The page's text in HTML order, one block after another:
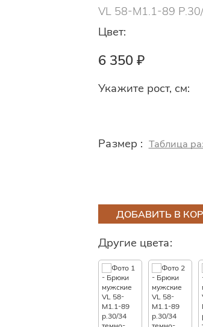
VL 58-M1.1-89
Цвет:
6 350 ₽
Укажите рост, см:
Размер : Таблица
ДОБАВИТЬ В
Другие цвета: